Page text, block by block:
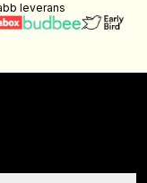
leverans